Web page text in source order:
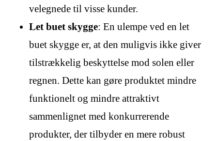
velegnede til visse kunder.
Let buet skygge: En ulempe ved en let
buet skygge er, at den muligvis ikke giver
tilstrækkelig beskyttelse mod solen eller
regnen. Dette kan gøre produktet mindre
funktionelt og mindre attraktivt
sammenlignet med konkurrerende
produkter, der tilbyder en mere robust